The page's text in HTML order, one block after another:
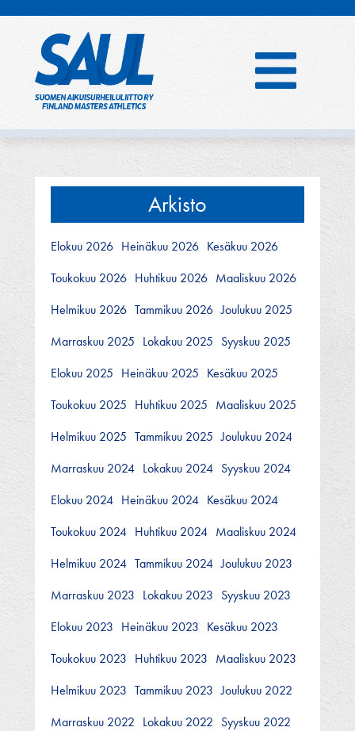
Arkisto
Elokuu 2026 Heinäkuu 2026 Kesäkuu 2026
Toukokuu 2026 Huhtikuu 2026 Maaliskuu 2026
Helmikuu 2026 Tammikuu 2026 Joulukuu 2025
Marraskuu 2025 Lokakuu 2025 Syyskuu 2025
Elokuu 2025 Heinäkuu 2025 Kesäkuu 2025
Toukokuu 2025 Huhtikuu 2025 Maaliskuu 2025
Helmikuu 2025 Tammikuu 2025 Joulukuu 2024
Marraskuu 2024 Lokakuu 2024 Syyskuu 2024
Elokuu 2024 Heinäkuu 2024 Kesäkuu 2024
Toukokuu 2024 Huhtikuu 2024 Maaliskuu 2024
Helmikuu 2024 Tammikuu 2024 Joulukuu 2023
Marraskuu 2023 Lokakuu 2023 Syyskuu 2023
Elokuu 2023 Heinäkuu 2023 Kesäkuu 2023
Toukokuu 2023 Huhtikuu 2023 Maaliskuu 2023
Helmikuu 2023 Tammikuu 2023 Joulukuu 2022
Marraskuu 2022 Lokakuu 2022 Syyskuu 2022